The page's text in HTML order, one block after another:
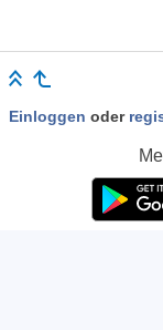
Einloggen oder